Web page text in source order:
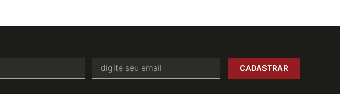
CADASTRAR